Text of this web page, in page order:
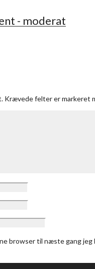
- moderat
Krævede felter er markeret
browser til næste gang jeg